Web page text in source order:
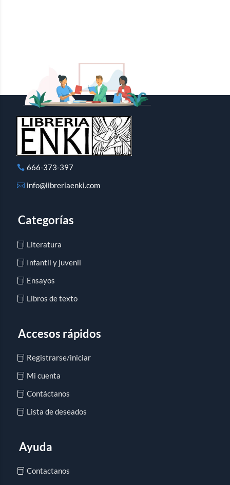
666-373-397
info@libreriaenki.com
Categorías
Literatura
Infantil y juvenil
Ensayos
Libros de texto
Accesos rápidos
Registrarse/iniciar
Mi cuenta
Contáctanos
Lista de deseados
Ayuda
Contactanos